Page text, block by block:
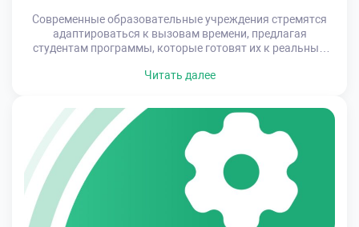
Современные образовательные учреждения стремятся
адаптироваться к вызовам времени, предлагая
студентам программы, которые готовят их к реальным
передовых методик обучения, использования актуальных
партнерами. Такой подход позволяет не только
развивать у студентов необходимые компетенции, но и
формировать у них уверенность в своих силах, что
является […]
Читать далее